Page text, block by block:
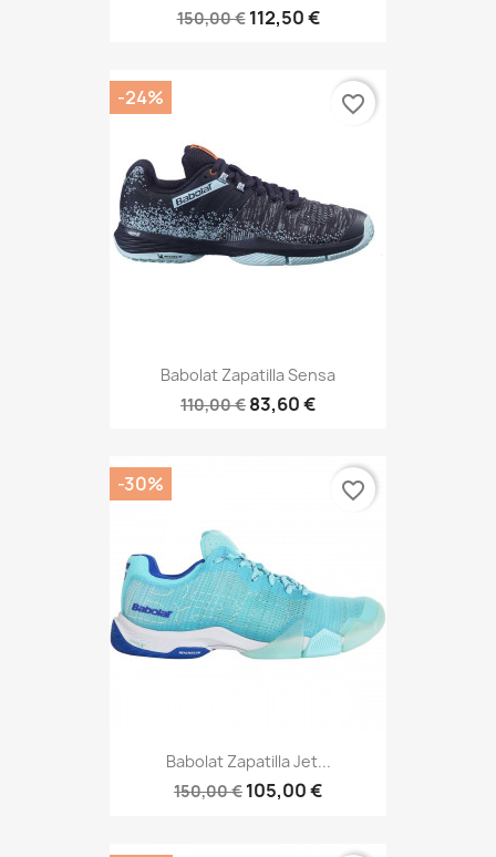
150,00 € 112,50 €
Babolat Zapatilla Sensa
110,00 € 83,60 €
-24% favorite_border
Babolat Zapatilla Jet...
150,00 € 105,00 €
-30% favorite_border